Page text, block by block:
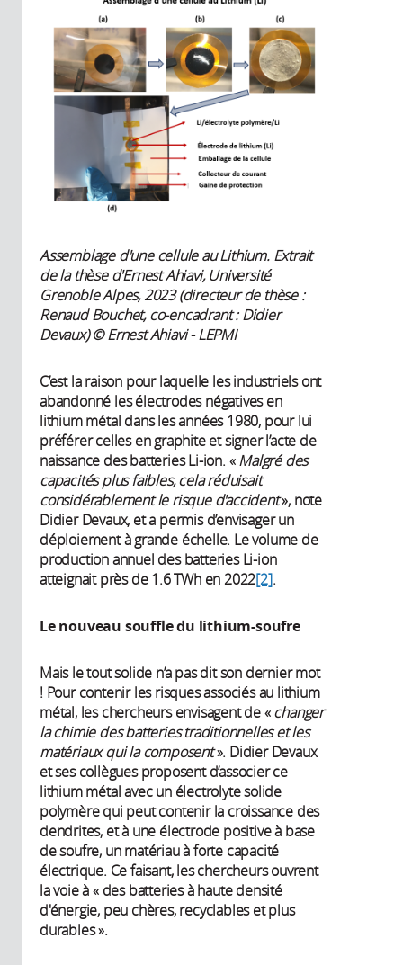
Assemblage d'une cellule au Lithium. Extrait
de la thèse d'Ernest Ahiavi, Université
Grenoble Alpes, 2023 (directeur de thèse :
Renaud Bouchet, co-encadrant : Didier
Devaux) © Ernest Ahiavi - LEPMI
C’est la raison pour laquelle les industriels ont
abandonné les électrodes négatives en
lithium métal dans les années 1980, pour lui
préférer celles en graphite et signer l’acte de
naissance des batteries Li-ion. «Malgré des
capacités plus faibles, cela réduisait
considérablement le risque d'accident», note
Didier Devaux, et a permis d’envisager un
déploiement à grande échelle. Le volume de
production annuel des batteries Li-ion
atteignait près de 1.6 TWh en 2022[2].
Le nouveau souffle du lithium-soufre
Mais le tout solide n’a pas dit son dernier mot
! Pour contenir les risques associés au lithium
métal, les chercheurs envisagent de «changer
la chimie des batteries traditionnelles et les
matériaux qui la composent». Didier Devaux
et ses collègues proposent d’associer ce
lithium métal avec un électrolyte solide
polymère qui peut contenir la croissance des
dendrites, et à une électrode positive à base
de soufre, un matériau à forte capacité
électrique. Ce faisant, les chercheurs ouvrent
la voie à « des batteries à haute densité
d'énergie, peu chères, recyclables et plus
durables ».